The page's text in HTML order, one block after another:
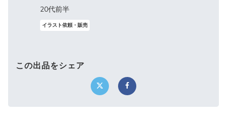
20代前半
イラスト依頼・販売
この出品をシェア